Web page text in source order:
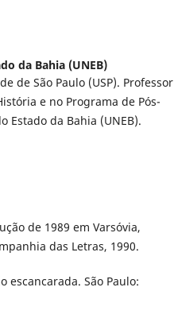
da Bahia (UNEB)
de São Paulo (USP). Professor
e no Programa de Pós-
Estado da Bahia (UNEB).
de 1989 em Varsóvia,
das Letras, 1990.
escancarada. São Paulo: